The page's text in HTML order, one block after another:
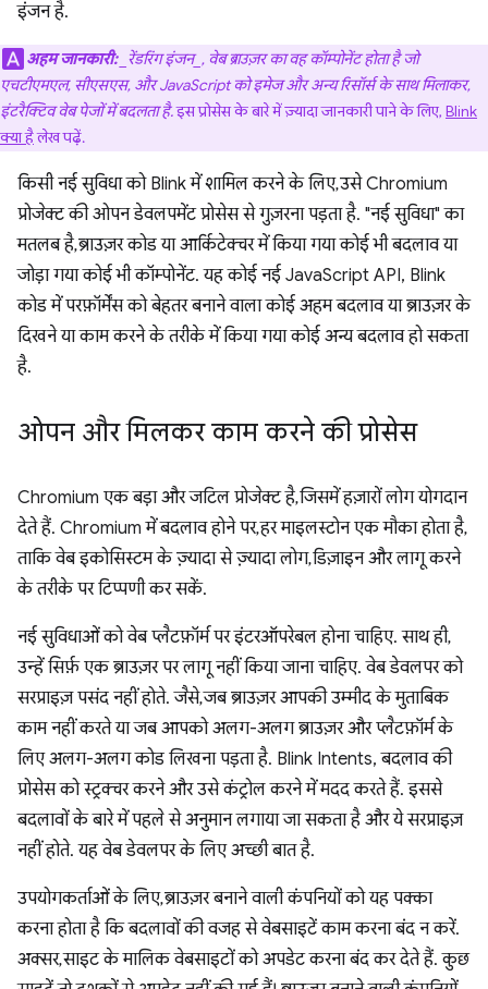
इंजन है.
अहम जानकारी:_रेंडरिंग इंजन_, वेब ब्राउज़र का वह कॉम्पोनेंट होता है जो
एचटीएमएल, सीएसएस, और JavaScript को इमेज और अन्य रिसॉर्स के साथ मिलाकर,
इंटरैक्टिव वेब पेजों में बदलता है.इस प्रोसेस के बारे में ज़्यादा जानकारी पाने के लिए, Blink
क्या हैलेख पढ़ें.
किसी नई सुविधा को Blink में शामिल करने के लिए, उसे Chromium
प्रोजेक्ट की ओपन डेवलपमेंट प्रोसेस से गुज़रना पड़ता है. "नई सुविधा" का
मतलब है, ब्राउज़र कोड या आर्किटेक्चर में किया गया कोई भी बदलाव या
जोड़ा गया कोई भी कॉम्पोनेंट. यह कोई नई JavaScript API, Blink
कोड में परफ़ॉर्मेंस को बेहतर बनाने वाला कोई अहम बदलाव या ब्राउज़र के
दिखने या काम करने के तरीके में किया गया कोई अन्य बदलाव हो सकता
है.
ओपन और मिलकर काम करने की प्रोसेस
Chromium एक बड़ा और जटिल प्रोजेक्ट है, जिसमें हज़ारों लोग योगदान
देते हैं. Chromium में बदलाव होने पर, हर माइलस्टोन एक मौका होता है,
ताकि वेब इकोसिस्टम के ज़्यादा से ज़्यादा लोग, डिज़ाइन और लागू करने
के तरीके पर टिप्पणी कर सकें.
नई सुविधाओं को वेब प्लैटफ़ॉर्म पर इंटरऑपरेबल होना चाहिए. साथ ही,
उन्हें सिर्फ़ एक ब्राउज़र पर लागू नहीं किया जाना चाहिए. वेब डेवलपर को
सरप्राइज़ पसंद नहीं होते. जैसे, जब ब्राउज़र आपकी उम्मीद के मुताबिक
काम नहीं करते या जब आपको अलग-अलग ब्राउज़र और प्लैटफ़ॉर्म के
लिए अलग-अलग कोड लिखना पड़ता है. Blink Intents, बदलाव की
प्रोसेस को स्ट्रक्चर करने और उसे कंट्रोल करने में मदद करते हैं. इससे
बदलावों के बारे में पहले से अनुमान लगाया जा सकता है और ये सरप्राइज़
नहीं होते. यह वेब डेवलपर के लिए अच्छी बात है.
उपयोगकर्ताओं के लिए, ब्राउज़र बनाने वाली कंपनियों को यह पक्का
करना होता है कि बदलावों की वजह से वेबसाइटें काम करना बंद न करें.
अक्सर, साइट के मालिक वेबसाइटों को अपडेट करना बंद कर देते हैं. कुछ